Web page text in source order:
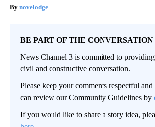
novelodge
BE PART OF THE CONVERSATION
News Channel 3 is committed to
civil and constructive conversation.
Please keep your comments respectful
can review our Community Guidelines by
If you would like to share a story idea,